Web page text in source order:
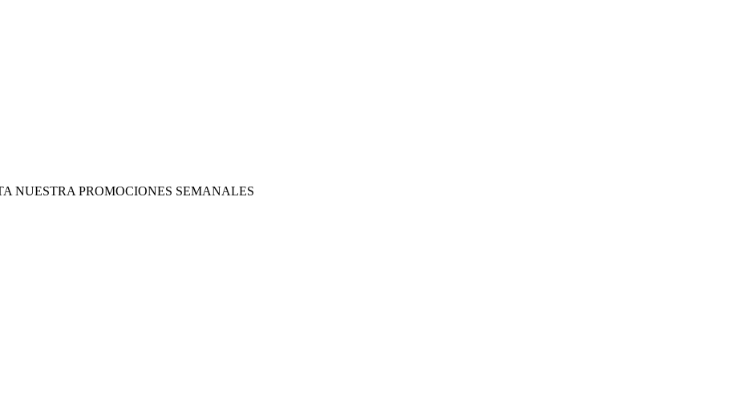
NUESTRA PROMOCIONES SEMANALES